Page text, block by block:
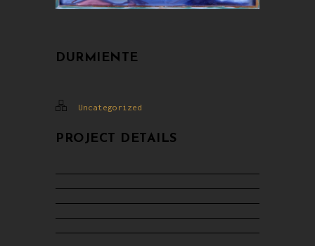
DURMIENTE
Uncategorized
PROJECT DETAILS